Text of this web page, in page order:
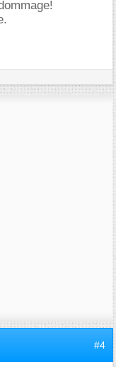
#4